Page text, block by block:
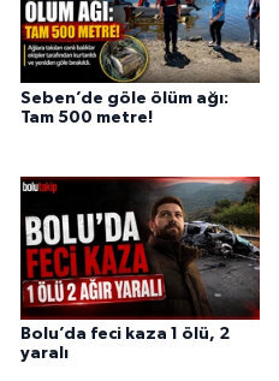
Seben’de göle ölüm ağı:
Tam 500 metre!
Bolu’da feci kaza 1 ölü, 2
yaralı